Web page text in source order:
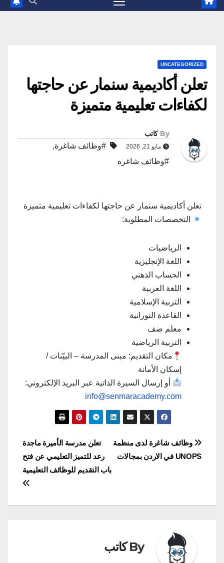
UNCATEGORIZED
تعلن أكاديمية سنمار عن حاجتها
لكفاءات تعليمية متميزة
By كاتب
مايو 21, 2026 #وظائف شاغرة,
#وظائف شاغره
تعلن أكاديمية سنمار عن حاجتها لكفاءات تعليمية متميزة
التخصصات المطلوبة:
الرياضيات
اللغة الإنجليزية
الحساب الذهني
اللغة العربية
التربية الإسلامية
القاعدة النورانية
معلم صف
التربية الرياضية
مكان التقديم: مبنى المدرسة – البيّنات /
إسكان الأمانة
أو إرسال السيرة الذاتية عبر البريد الإلكتروني:
info@senmaracademy.com
تصفّح
المقالات
تعلن مدرسة الأميرة ماجدة
رعد للتميز التعليمي عن فتح
باب التقديم للوظائف التعليمية
وظائف شاغرة لدى منظمة
UNOPS في الاردن بمجالات
By كاتب